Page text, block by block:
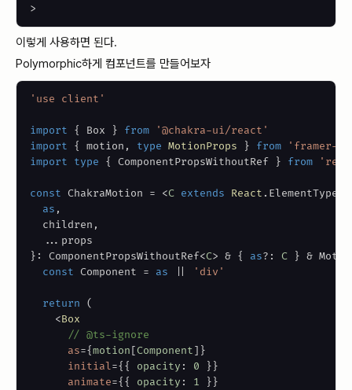
>
이렇게 사용하면 된다.
Polymorphic하게 컴포넌트를 만들어보자
'use client'
import { Box } from
'@chakra-ui/react'
import
{ motion , type MotionProps } from
'framer-
import
type { ComponentPropsWithoutRef } from
const ChakraMotion = <C extends React . ElementType
as ,
  children
,
...
} : ComponentPropsWithoutRef<C> & { as? : C } &
const Component = as 'div'
return
(
<Box
// @ts-ignore
as={motion[Component] }
initial={{ opacity : 0 }}
animate={{ opacity : 1 }}